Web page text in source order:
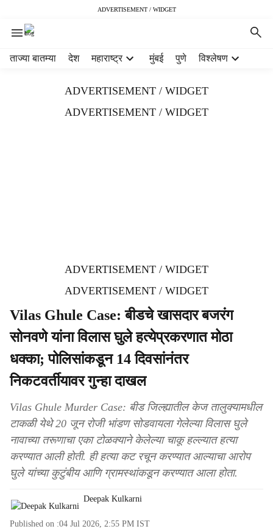
ADVERTISEMENT / WIDGET
ताज्या बातम्या देश महाराष्ट्र मुंबई पुणे विश्लेषण
ADVERTISEMENT / WIDGET
ADVERTISEMENT / WIDGET
ADVERTISEMENT / WIDGET
ADVERTISEMENT / WIDGET
Vilas Ghule Case: बीडचे खासदार बजरंग
सोनवणे यांना विलास घुले हत्येप्रकरणात मोठा
धक्का; पोलिसांकडून 14 दिवसांनंतर
निकटवर्तीयावर गुन्हा दाखल
Vilas Ghule Murder Case: बीड जिल्ह्यातील केज तालुक्यामधील
टाकळी येथे 20 जून रोजी भांडण सोडवायला गेलेल्या विलास घुले
नावाच्या तरूणाचा एका टोळक्याने केलेल्या चाकू हल्ल्यात हत्या
करण्यात आली होती. ही हत्या कट रचून करण्यात आल्याचा आरोप
घुले यांच्या कुटुंबीय आणि ग्रामस्थांकडून करण्यात आला होता.
Deepak Kulkarni
Published on :04 Jul 2026, 2:55 PM IST